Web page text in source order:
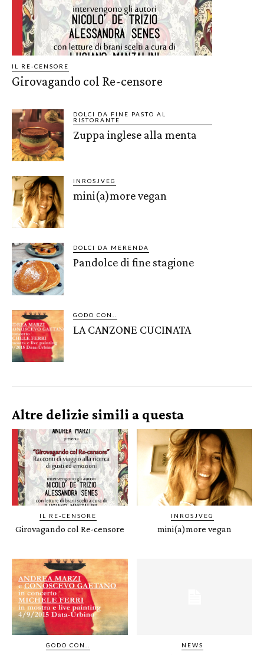
IL RE-CENSORE
Girovagando col Re-censore
DOLCI DA FINE PASTO AL
RISTORANTE
Zuppa inglese alla menta
INROSJVEG
mini(a)more vegan
DOLCI DA MERENDA
Pandolce di fine stagione
GODO CON..
LA CANZONE CUCINATA
Altre delizie simili a questa
IL RE-CENSORE
Girovagando col Re-censore
INROSJVEG
mini(a)more vegan
GODO CON.. NEWS